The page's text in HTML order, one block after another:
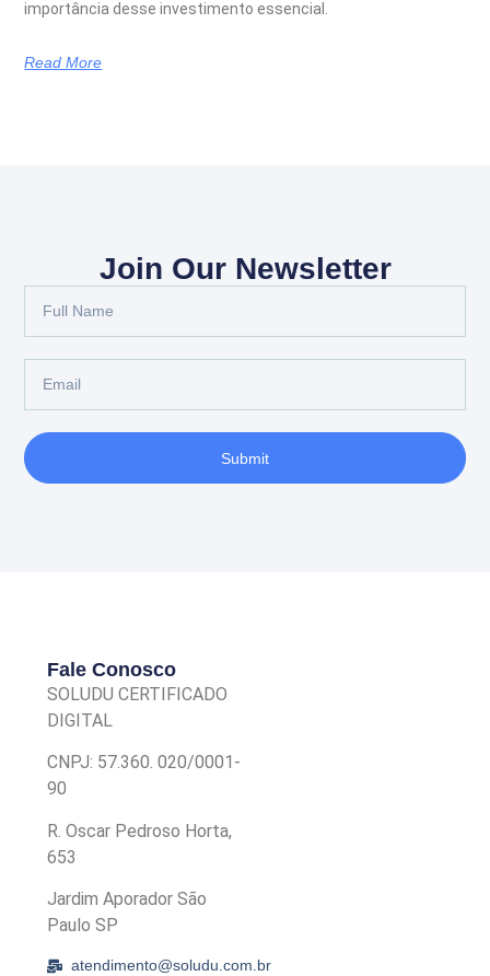
importância desse investimento essencial.
Read More
Join Our Newsletter
Submit
Fale Conosco
SOLUDU CERTIFICADO
DIGITAL
CNPJ: 57.360. 020/0001-
90
R. Oscar Pedroso Horta,
653
Jardim Aporador São
Paulo SP
atendimento@soludu.com.br